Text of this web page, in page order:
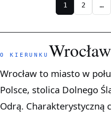
1 2 …
O KIERUNKU Wrocław
Wrocław to miasto w południowo-zachodniej
Polsce, stolica Dolnego
Odrą. Charakterystyczną